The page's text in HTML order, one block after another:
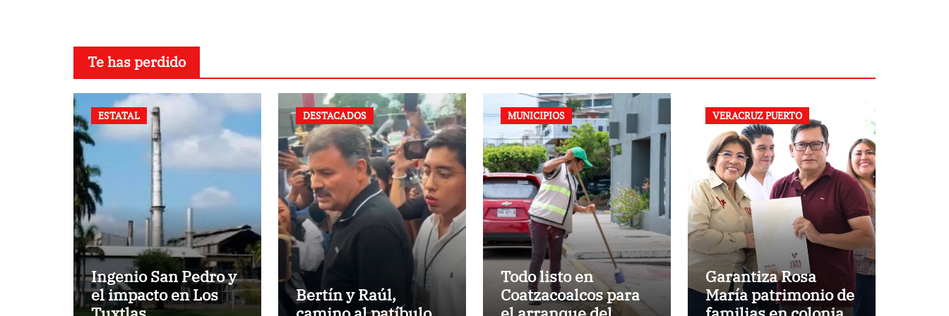
Te has perdido
ESTATAL
Ingenio San Pedro y
el impacto en Los
DESTACADOS
Bertín y Raúl,
MUNICIPIOS
Todo listo en
Coatzacoalcos para
VERACRUZ PUERTO
Garantiza Rosa
María patrimonio de